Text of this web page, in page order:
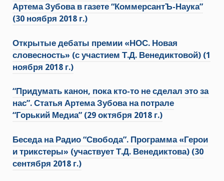
Артема Зубова в газете “КоммерсантЪ-Наука”
(30 ноября 2018 г.)
Открытые дебаты премии «НОС. Новая
словесность» (с участием Т.Д. Венедиктовой) (1
ноября 2018 г.)
“Придумать канон, пока кто-то не сделал это за
нас”. Статья Артема Зубова на потрале
“Горький Медиа” (29 октября 2018 г.)
Беседа на Радио “Свобода”. Программа «Герои
и трикстеры» (участвует Т.Д. Венедиктова) (30
сентября 2018 г.)